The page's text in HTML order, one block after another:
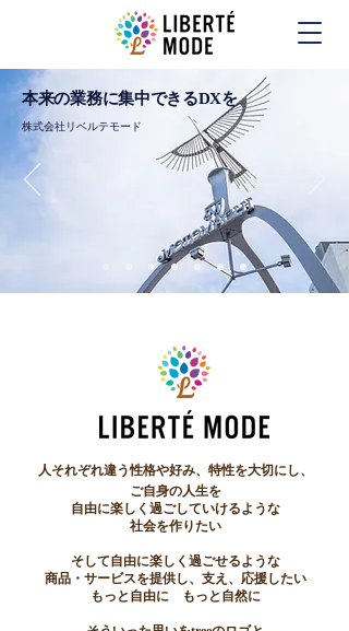
本来の業務に集中できるDXを
株式会社リベルテモード
​人それぞれ違う性格や好み、特性を大切にし、
ご自身の人生を
自由に楽しく過ごしていけるような
社会を作りたい
そして自由に楽しく過ごせるような
商品・サービスを提供し、支え、応援したい
もっと自由に ​もっと自然に